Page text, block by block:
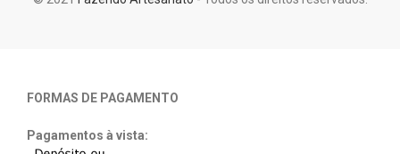
FORMAS DE PAGAMENTO
Pagamentos à vista: